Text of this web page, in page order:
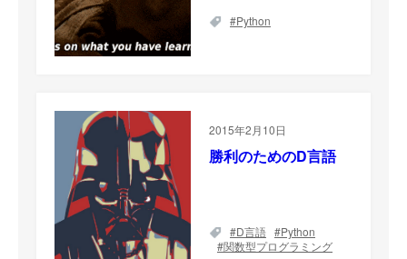
Python
2015年2月10日
勝利のためのD言語
D言語
Python
関数型プログラミング